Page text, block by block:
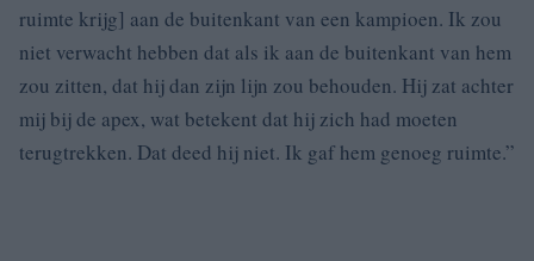
ruimte krijg] aan de buitenkant van een kampioen. Ik zou
niet verwacht hebben dat als ik aan de buitenkant van hem
zou zitten, dat hij dan zijn lijn zou behouden. Hij zat achter
mij bij de apex, wat betekent dat hij zich had moeten
terugtrekken. Dat deed hij niet. Ik gaf hem genoeg ruimte.”